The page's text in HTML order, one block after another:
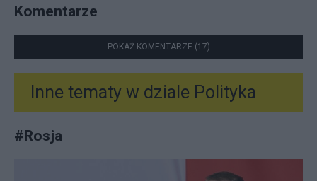
Komentarze
POKAŻ KOMENTARZE (17)
Inne tematy w dziale Polityka
#Rosja